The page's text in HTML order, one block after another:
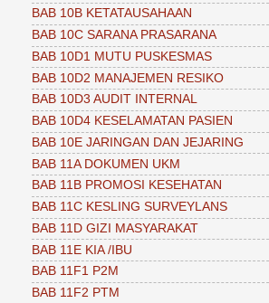
BAB 10B KETATAUSAHAAN
BAB 10C SARANA PRASARANA
BAB 10D1 MUTU PUSKESMAS
BAB 10D2 MANAJEMEN RESIKO
BAB 10D3 AUDIT INTERNAL
BAB 10D4 KESELAMATAN PASIEN
BAB 10E JARINGAN DAN JEJARING
BAB 11A DOKUMEN UKM
BAB 11B PROMOSI KESEHATAN
BAB 11C KESLING SURVEYLANS
BAB 11D GIZI MASYARAKAT
BAB 11E KIA /IBU
BAB 11F1 P2M
BAB 11F2 PTM